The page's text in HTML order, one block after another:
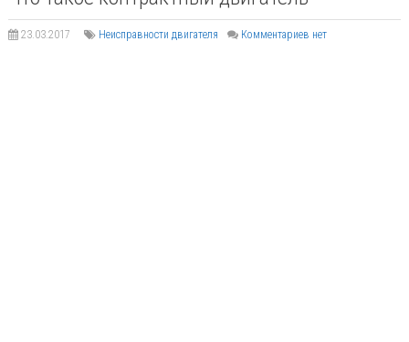
23.03.2017 Неисправности двигателя Комментариев нет